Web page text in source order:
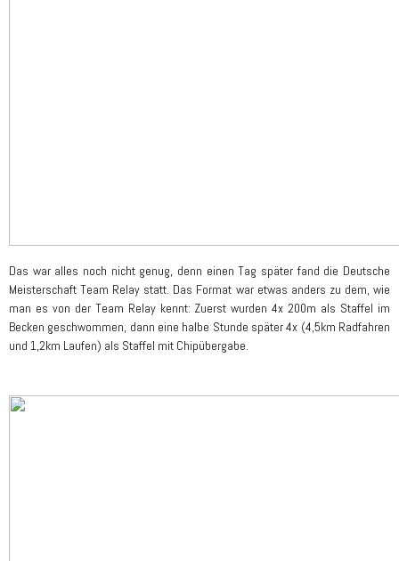
Das war alles noch nicht genug, denn einen Tag später fand die Deutsche
Meisterschaft Team Relay statt. Das Format war etwas anders zu dem, wie
man es von der Team Relay kennt: Zuerst wurden 4x 200m als Staffel im
Becken geschwommen, dann eine halbe Stunde später 4x (4,5km Radfahren
und 1,2km Laufen) als Staffel mit Chipübergabe.